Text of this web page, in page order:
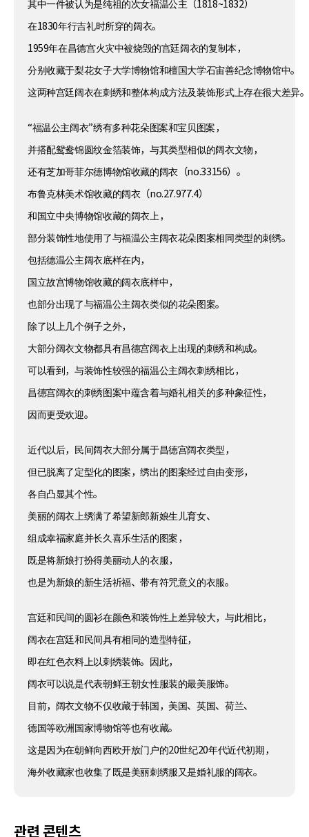
其中一件被认为是纯祖的次女福温公主（1818~1832）
在1830年行吉礼时所穿的阔衣。
1959年在昌德宫火灾中被烧毁的宫廷阔衣的复制本，
分别收藏于梨花女子大学博物馆和檀国大学石宙善纪念博物馆中。
这两种宫廷阔衣在刺绣和整体构成方法及装饰形式上存在很大差异。
“福温公主阔衣”绣有多种花朵图案和宝贝图案，
并搭配鸳鸯锦圆纹金箔装饰，与其类型相似的阔衣文物，
还有芝加哥菲尔德博物馆收藏的阔衣（no.33156）。
布鲁克林美术馆收藏的阔衣（no.27.977.4）
和国立中央博物馆收藏的阔衣上，
部分装饰性地使用了与福温公主阔衣花朵图案相同类型的刺绣。
包括德温公主阔衣底样在内，
国立故宫博物馆收藏的阔衣底样中，
也部分出现了与福温公主阔衣类似的花朵图案。
除了以上几个例子之外，
大部分阔衣文物都具有昌德宫阔衣上出现的刺绣和构成。
可以看到，与装饰性较强的福温公主阔衣刺绣相比，
昌德宫阔衣的刺绣图案中蕴含着与婚礼相关的多种象征性，
因而更受欢迎。
近代以后，民间阔衣大部分属于昌德宫阔衣类型，
但已脱离了定型化的图案，绣出的图案经过自由变形，
各自凸显其个性。
美丽的阔衣上绣满了希望新郎新娘生儿育女、
组成幸福家庭并长久喜乐生活的图案，
既是将新娘打扮得美丽动人的衣服，
也是为新娘的新生活祈福、带有符咒意义的衣服。
宫廷和民间的圆衫在颜色和装饰性上差异较大，与此相比，
阔衣在宫廷和民间具有相同的造型特征，
即在红色衣料上以刺绣装饰。因此，
阔衣可以说是代表朝鲜王朝女性服装的最美服饰。
目前，阔衣文物不仅收藏于韩国，美国、英国、荷兰、
德国等欧洲国家博物馆等也有收藏。
这是因为在朝鲜向西欧开放门户的20世纪20年代近代初期，
海外收藏家也收集了既是美丽刺绣服又是婚礼服的阔衣。
관련 콘텐츠